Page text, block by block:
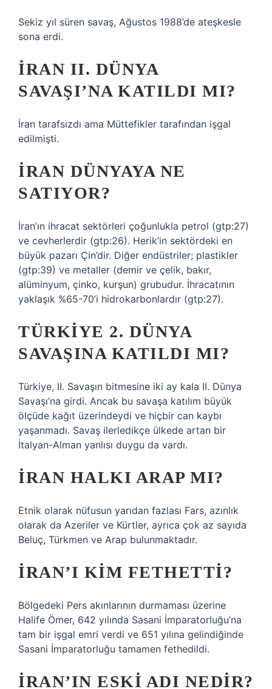
Sekiz yıl süren savaş, Ağustos 1988’de ateşkesle
sona erdi.
İRAN II. DÜNYA
SAVAŞI’NA KATILDI MI?
İran tarafsızdı ama Müttefikler tarafından işgal
edilmişti.
İRAN DÜNYAYA NE
SATIYOR?
İran’ın ihracat sektörleri çoğunlukla petrol (gtp:27)
ve cevherlerdir (gtp:26). Herik’in sektördeki en
büyük pazarı Çin’dir. Diğer endüstriler; plastikler
(gtp:39) ve metaller (demir ve çelik, bakır,
alüminyum, çinko, kurşun) grubudur. İhracatının
yaklaşık %65-70’i hidrokarbonlardır (gtp:27).
TÜRKIYE 2. DÜNYA
SAVAŞINA KATILDI MI?
Türkiye, II. Savaşın bitmesine iki ay kala II. Dünya
Savaşı’na girdi. Ancak bu savaşa katılım büyük
ölçüde kağıt üzerindeydi ve hiçbir can kaybı
yaşanmadı. Savaş ilerledikçe ülkede artan bir
İtalyan-Alman yanlısı duygu da vardı.
İRAN HALKI ARAP MI?
Etnik olarak nüfusun yarıdan fazlası Fars, azınlık
olarak da Azeriler ve Kürtler, ayrıca çok az sayıda
Beluç, Türkmen ve Arap bulunmaktadır.
İRAN’I KIM FETHETTI?
Bölgedeki Pers akınlarının durmaması üzerine
Halife Ömer, 642 yılında Sasani İmparatorluğu’na
tam bir işgal emri verdi ve 651 yılına gelindiğinde
Sasani İmparatorluğu tamamen fethedildi.
İRAN’IN ESKI ADI NEDIR?